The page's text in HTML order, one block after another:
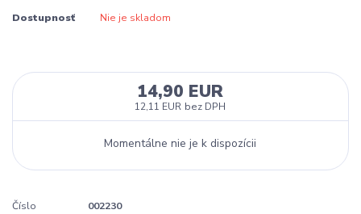
Dostupnosť Nie je skladom
14,90 EUR
12,11 EUR bez DPH
Momentálne nie je k dispozícii
Číslo
002230